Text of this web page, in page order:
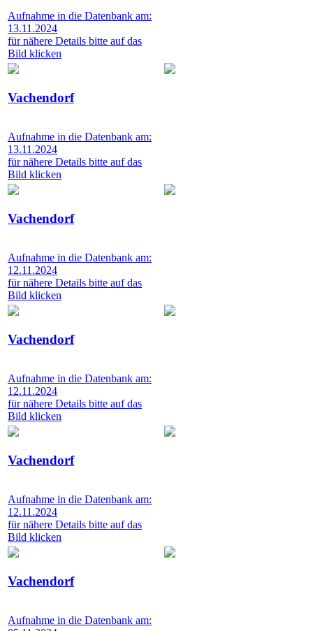
Aufnahme in die Datenbank am:
13.11.2024
für nähere Details bitte auf das
Bild klicken
Vachendorf
Aufnahme in die Datenbank am:
13.11.2024
für nähere Details bitte auf das
Bild klicken
Vachendorf
Aufnahme in die Datenbank am:
12.11.2024
für nähere Details bitte auf das
Bild klicken
Vachendorf
Aufnahme in die Datenbank am:
12.11.2024
für nähere Details bitte auf das
Bild klicken
Vachendorf
Aufnahme in die Datenbank am:
12.11.2024
für nähere Details bitte auf das
Bild klicken
Vachendorf
Aufnahme in die Datenbank am: